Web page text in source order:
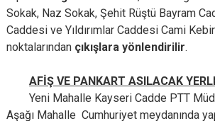
Sokak, Naz Sokak, Şehit Rüştü Bayram
Caddesi ve Yıldırımlar Caddesi Cami
noktalarından çıkışlara yönlendirilir.
AFİŞ VE PANKART ASILACAK
Yeni Mahalle Kayseri Cadde PTT
Aşağı Mahalle Cumhuriyet meydanında